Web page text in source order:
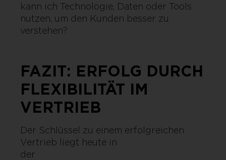
kann ich Technologie, Daten oder Tools
nutzen, um den Kunden besser zu
verstehen?
FAZIT: ERFOLG DURCH
FLEXIBILITÄT IM
VERTRIEB
Der Schlüssel zu einem erfolgreichen
Vertrieb liegt heute in
der